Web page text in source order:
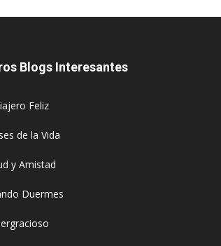
Blogs Interesantes
Feliz
de la Vida
y Amistad
Duermes